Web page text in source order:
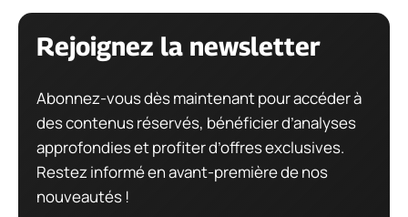
Rejoignez la newsletter
Abonnez-vous dès maintenant pour accéder à
des contenus réservés, bénéficier d’analyses
approfondies et profiter d’offres exclusives.
Restez informé en avant-première de nos
nouveautés !